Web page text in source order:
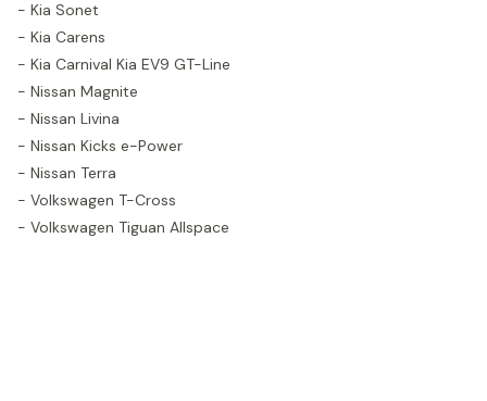
- Kia Sonet
- Kia Carens
- Kia Carnival Kia EV9 GT-Line
- Nissan Magnite
- Nissan Livina
- Nissan Kicks e-Power
- Nissan Terra
- Volkswagen T-Cross
- Volkswagen Tiguan Allspace